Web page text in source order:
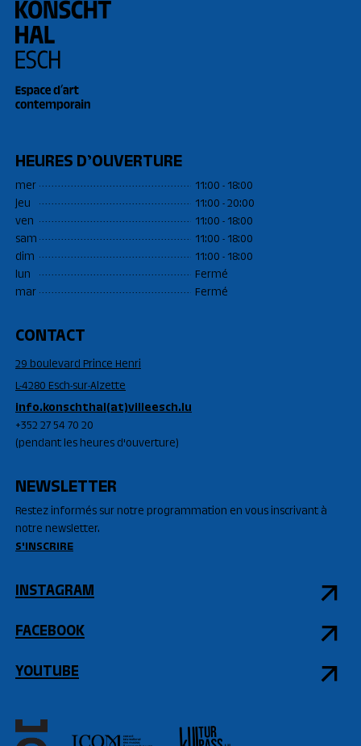
HEURES D’OUVERTURE
mer
11:00 - 18:00
jeu
11:00 - 20:00
ven
11:00 - 18:00
sam
11:00 - 18:00
dim
11:00 - 18:00
lun
Fermé
mar
Fermé
CONTACT
29 boulevard Prince Henri
L-4280 Esch-sur-Alzette
info.konschthal(at)villeesch.lu
+352 27 54 70 20
(pendant les heures d'ouverture)
NEWSLETTER
Restez informés sur notre programmation en vous inscrivant à
notre newsletter.
S'INSCRIRE
INSTAGRAM
FACEBOOK
YOUTUBE